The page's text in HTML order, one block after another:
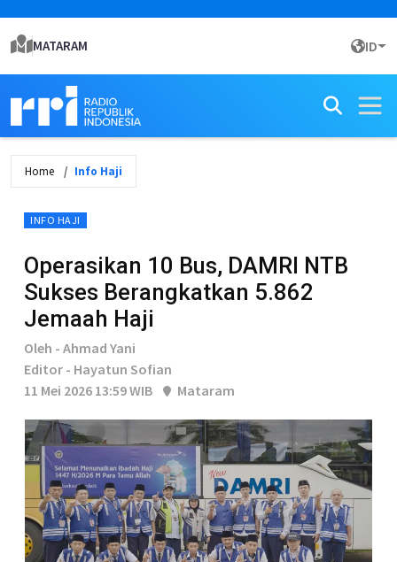
MATARAM ID
Home Info Haji
INFO HAJI
Operasikan 10 Bus, DAMRI NTB
Sukses Berangkatkan 5.862
Jemaah Haji
Oleh - Ahmad Yani
Editor - Hayatun Sofian
11 Mei 2026 13:59 WIB
Mataram